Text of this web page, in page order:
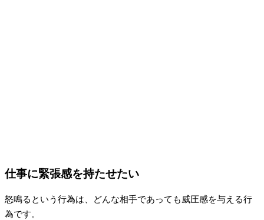
仕事に緊張感を持たせたい
怒鳴るという行為は、どんな相手であっても威圧感を与える行
為です。